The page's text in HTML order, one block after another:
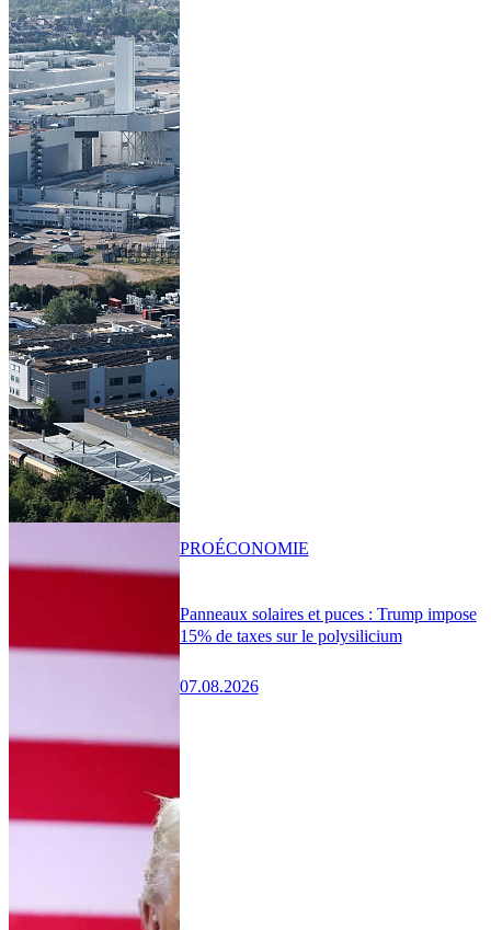
Panneaux solaires et puces : Trump impose
15% de taxes sur le polysilicium
07.08.2026
PROÉCONOMIE